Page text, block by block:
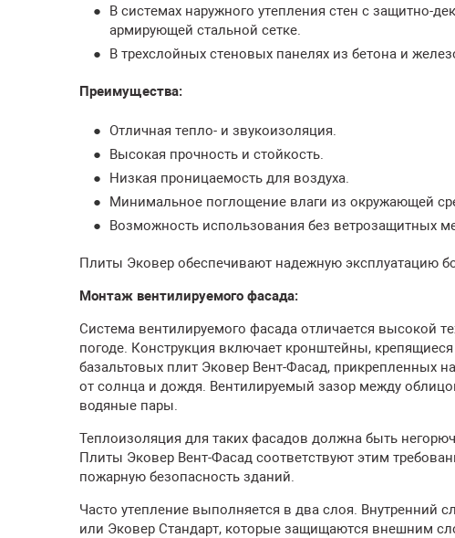
В системах наружного утепления стен с защитно-
армирующей стальной сетке.
В трехслойных стеновых панелях из бетона и
Преимущества:
Отличная тепло- и звукоизоляция.
Высокая прочность и стойкость.
Низкая проницаемость для воздуха.
Минимальное поглощение влаги из окружающей
Возможность использования без ветрозащитных
Плиты Эковер обеспечивают надежную эксплуатацию
Монтаж вентилируемого фасада:
Система вентилируемого фасада отличается
погоде. Конструкция включает кронштейны,
базальтовых плит Эковер Вент-Фасад,
от солнца и дождя. Вентилируемый зазор между
водяные пары.
Теплоизоляция для таких фасадов должна быть
Плиты Эковер Вент-Фасад соответствуют этим
пожарную безопасность зданий.
Часто утепление выполняется в два слоя. Внутренний
или Эковер Стандарт, которые защищаются внешним